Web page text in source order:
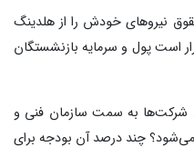
نیروهای خودش را از هلدینگ
است پول و سرمایه بازنشستگان
شرکت‌ها به سمت سازمان فنی و
چند درصد آن بودجه برای